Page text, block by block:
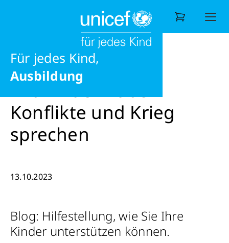
Für jedes Kind,
eine gesunde Zukunft
Liebe
Ausbildung
Wonach suchen Sie?
Mit Kindern über Konflikte und Krieg
Mit Kindern über
Konflikte und Krieg
sprechen
13.10.2023
Blog: Hilfestellung, wie Sie Ihre
Kinder unterstützen können.